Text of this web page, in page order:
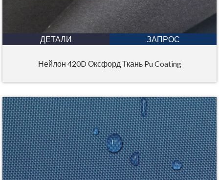
ДЕТАЛИ ЗАПРОС
Нейлон 420D Оксфорд Ткань Pu Coating